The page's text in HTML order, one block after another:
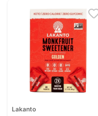
Lakanto